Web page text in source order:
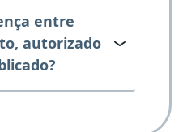
entre
autorizado